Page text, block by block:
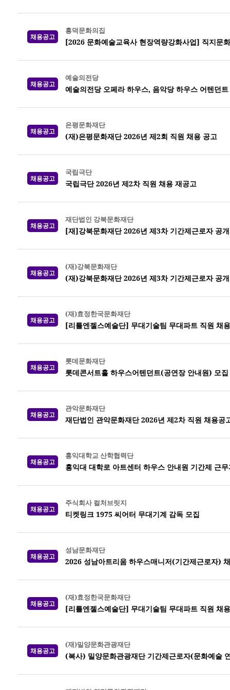
채용공고
흥덕문화의집
[2026 문화예술교육사 현장역량강화사업] 직지문
채용공고
예술의전당
예술의전당 오페라 하우스, 음악당 하우스 어텐던
채용공고
은평문화재단
(재)은평문화재단 2026년 제2회 직원 채용 공고
채용공고
국립극단
국립극단 2026년 제2차 직원 채용 재공고
채용공고
재단법인 강북문화재단
[재]강북문화재단 2026년 제3차 기간제근로자 공
채용공고
(재)강북문화재단
(재)강북문화재단 2026년 제3차 기간제근로자 공
채용공고
(재)효정한국문화재단
[리틀엔젤스예술단] 무대기술팀 무대파트 직원 채용
채용공고
롯데문화재단
롯데콘서트홀 하우스어텐던트(공연장 안내원) 모
채용공고
관악문화재단
재단법인 관악문화재단 2026년 제2차 직원 채용공
채용공고
홍익대학교 산학협력단
홍익대 대학로 아트센터 하우스 안내원 기간제 근
채용공고
주식회사 컬처브릿지
티켓링크 1975 씨어터 무대기계 감독 모집
채용공고
성남문화재단
2026 성남아트리움 하우스매니저(기간제근로자)
채용공고
(재)효정한국문화재단
[리틀엔젤스예술단] 무대기술팀 무대파트 직원 채용
채용공고
(재)밀양문화관광재단
(복사) 밀양문화관광재단 기간제근로자(문화예술